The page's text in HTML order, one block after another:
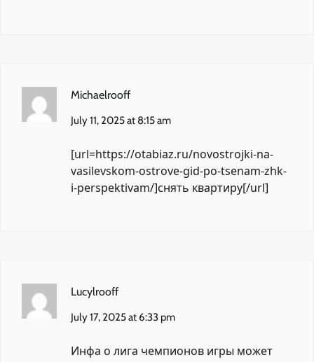
Michaelrooff
July 11, 2025 at 8:15 am
[url=https://otabiaz.ru/novostrojki-na-
vasilevskom-ostrove-gid-po-tsenam-zhk-
i-perspektivam/]снять квартиру[/url]
Lucylrooff
July 17, 2025 at 6:33 pm
Инфа о лига чемпионов игры может